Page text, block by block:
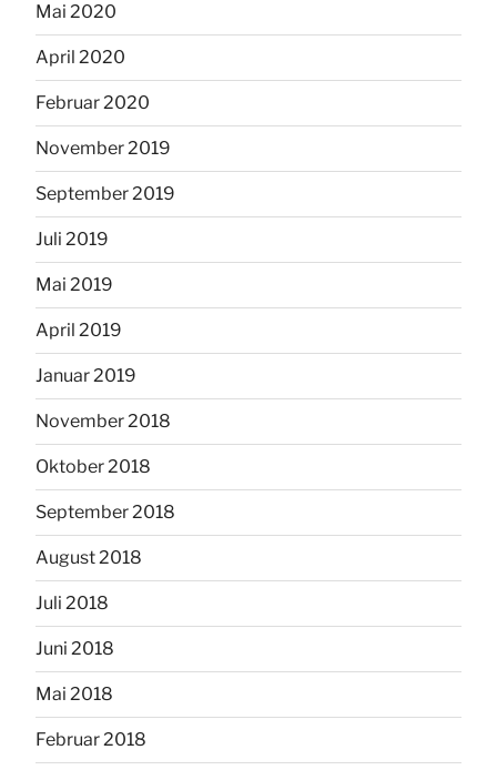
Mai 2020
April 2020
Februar 2020
November 2019
September 2019
Juli 2019
Mai 2019
April 2019
Januar 2019
November 2018
Oktober 2018
September 2018
August 2018
Juli 2018
Juni 2018
Mai 2018
Februar 2018